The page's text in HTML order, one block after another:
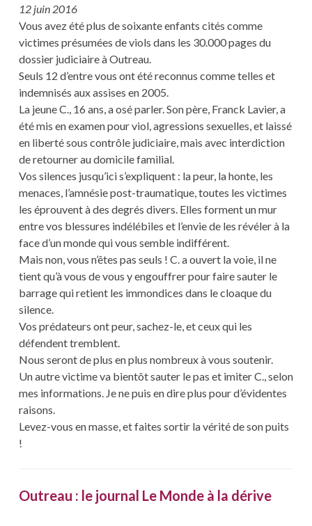
12 juin 2016
Vous avez été plus de soixante enfants cités comme
victimes présumées de viols dans les 30.000 pages du
dossier judiciaire à Outreau.
Seuls 12 d’entre vous ont été reconnus comme telles et
indemnisés aux assises en 2005.
La jeune C., 16 ans, a osé parler. Son père, Franck Lavier, a
été mis en examen pour viol, agressions sexuelles, et laissé
en liberté sous contrôle judiciaire, mais avec interdiction
de retourner au domicile familial.
Vos silences jusqu’ici s’expliquent : la peur, la honte, les
menaces, l’amnésie post-traumatique, toutes les victimes
les éprouvent à des degrés divers. Elles forment un mur
entre vos blessures indélébiles et l’envie de les révéler à la
face d’un monde qui vous semble indifférent.
Mais non, vous n’êtes pas seuls ! C. a ouvert la voie, il ne
tient qu’à vous de vous y engouffrer pour faire sauter le
barrage qui retient les immondices dans le cloaque du
silence.
Vos prédateurs ont peur, sachez-le, et ceux qui les
défendent tremblent.
Nous seront de plus en plus nombreux à vous soutenir.
Un autre victime va bientôt sauter le pas et imiter C., selon
mes informations. Je ne puis en dire plus pour d’évidentes
raisons.
Levez-vous en masse, et faites sortir la vérité de son puits
!
Outreau : le journal Le Monde à la dérive